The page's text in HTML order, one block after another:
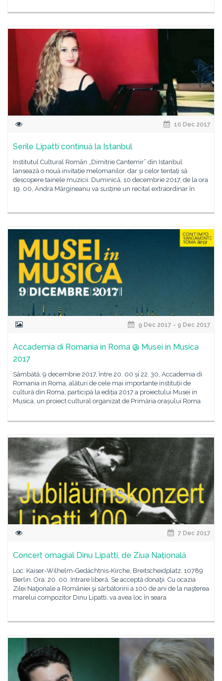
10 Dec 2017
Serile Lipatti continuă la Istanbul
Institutul Cultural Român „Dimitrie Cantemir” din Istanbul
lansează o nouă invitație melomanilor, dar și celor tentați să
descopere tainele muzicii. Duminică, 10 decembrie 2017, de la ora
19. 00, Andra Mărgineanu va susține un recital extraordinar în
9 Dec 2017 - 9 Dec 2017
Accademia di Romania in Roma @ Musei in Musica
2017
Sâmbătă, 9 decembrie 2017, între 20. 00 și 22. 30, Accademia di
Romania in Roma, alături de cele mai importante instituții de
cultură din Roma, participă la ediția 2017 a proiectului Musei in
Musica, un proiect cultural organizat de Primăria orașului Roma
7 Dec 2017
Concert omagial Dinu Lipatti, de Ziua Națională
Loc: Kaiser-Wilhelm-Gedächtnis-Kirche, Breitscheidplatz, 10789
Berlin. Ora: 20. 00. Intrare liberă. Se acceptă donaţii. Cu ocazia
Zilei Naţionale a României şi sărbătoririi a 100 de ani de la naşterea
marelui compozitor Dinu Lipatti, va avea loc în seara